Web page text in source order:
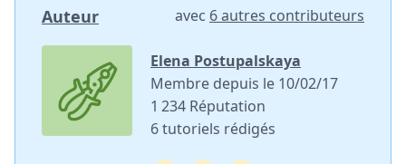
Auteur avec 6 autres contributeurs
Elena Postupalskaya
Membre depuis le 10/02/17
1 234 Réputation
6 tutoriels rédigés